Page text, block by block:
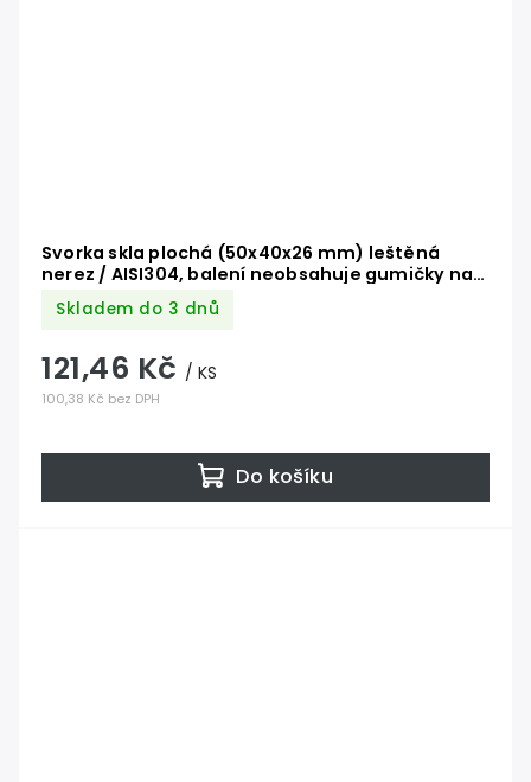
Svorka skla plochá (50x40x26 mm) leštěná
nerez / AISI304, balení neobsahuje gumičky na
Skladem do 3 dnů
100,38 Kč bez DPH
121,46 Kč / KS
Do košíku